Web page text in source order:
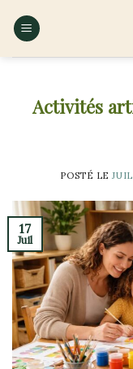
Activités
POSTÉ LE
17
Juil